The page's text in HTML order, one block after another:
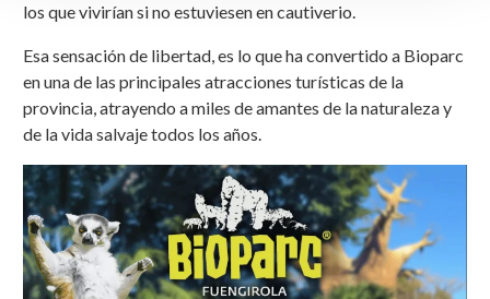
los que vivirían si no estuviesen en cautiverio.
Esa sensación de libertad, es lo que ha convertido a Bioparc
en una de las principales atracciones turísticas de la
provincia, atrayendo a miles de amantes de la naturaleza y
de la vida salvaje todos los años.